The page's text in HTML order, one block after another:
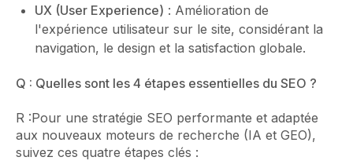
UX (User Experience) : Amélioration de
l'expérience utilisateur sur le site, considérant la
navigation, le design et la satisfaction globale.
Q : Quelles sont les 4 étapes essentielles du SEO ?
R :Pour une stratégie SEO performante et adaptée
aux nouveaux moteurs de recherche (IA et GEO),
suivez ces quatre étapes clés :